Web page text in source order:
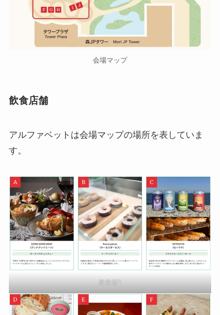
会場マップ
飲食店舗
アルファベットは会場マップの場所を表していま
す。
飲食店1